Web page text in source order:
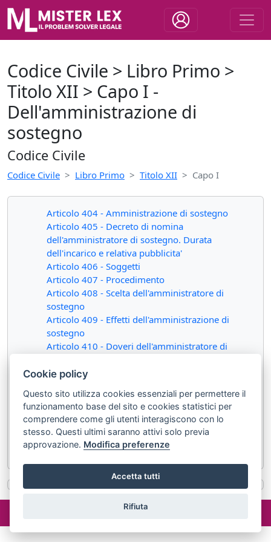
Codice Civile > Libro Primo >
Titolo XII > Capo I -
Dell'amministrazione di
sostegno
Codice Civile
Codice Civile Libro Primo Titolo XII Capo I
Articolo 404 - Amministrazione di sostegno
Articolo 405 - Decreto di nomina
dell'amministratore di sostegno. Durata
dell'incarico e relativa pubblicita'
Articolo 406 - Soggetti
Articolo 407 - Procedimento
Articolo 408 - Scelta dell'amministratore di
sostegno
Articolo 409 - Effetti dell'amministrazione di
sostegno
Articolo 410 - Doveri dell'amministratore di
Articolo 411 - Norme applicabili
Articolo 412 - Atti compiuti dal beneficiario o
dall'amministratore di sostegno in violazione di
norme di legge o delle disposizioni del giudice
Articolo 413 - Revoca dell'amministrazione di
sostegno
redazione@misterlex.it
Cookie policy
Questo sito utilizza cookies essenziali per permettere il
funzionamento base del sito e cookies statistici per
comprendere come gli utenti interagiscono con lo
stesso. Questi ultimi saranno attivi solo previa
approvazione. Modifica preferenze
Accetta tutti
Rifiuta